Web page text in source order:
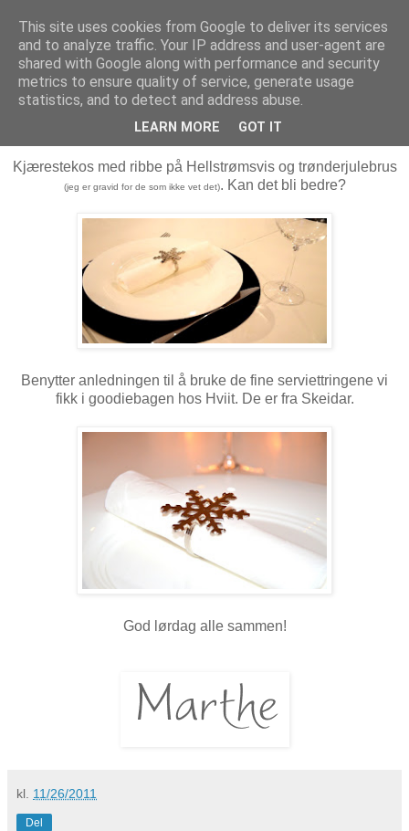
MARTHE EIDAHL
lørdag 26. november 2011
Årets første ribbe!
Kjærestekos med ribbe på Hellstrømsvis og trønderjulebrus
(jeg er gravid for de som ikke vet det). Kan det bli bedre?
Benytter anledningen til å bruke de fine serviettringene vi
fikk i goodiebagen hos Hviit. De er fra Skeidar.
God lørdag alle sammen!
kl. 11/26/2011
Del
This site uses cookies from Google to deliver its services
and to analyze traffic. Your IP address and user-agent are
shared with Google along with performance and security
metrics to ensure quality of service, generate usage
statistics, and to detect and address abuse.
LEARN MORE GOT IT